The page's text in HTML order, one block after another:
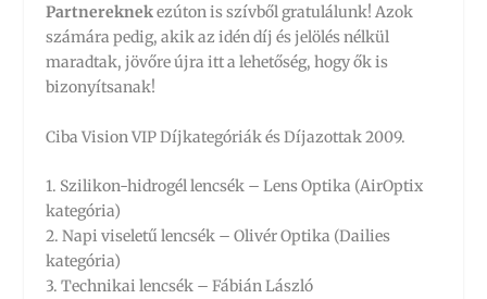
Partnereknekezúton is szívből gratulálunk! Azok
számára pedig, akik az idén díj és jelölés nélkül
maradtak, jövőre újra itt a lehetőség, hogy ők is
bizonyítsanak!
Ciba Vision VIP Díjkategóriák és Díjazottak 2009.
1. Szilikon-hidrogél lencsék – Lens Optika (AirOptix
kategória)
2. Napi viseletű lencsék – Olivér Optika (Dailies
kategória)
3. Technikai lencsék – Fábián László